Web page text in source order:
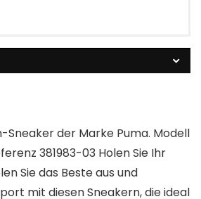
der Marke Puma. Modell
381983-03 Holen Sie Ihr
Sie das Beste aus und
mit diesen Sneakern, die ideal